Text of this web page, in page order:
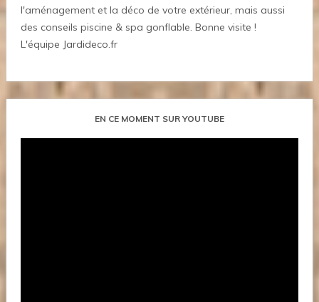
l'aménagement et la déco de votre extérieur, mais aussi
des conseils piscine & spa gonflable. Bonne visite !
L'équipe Jardideco.fr
EN CE MOMENT SUR YOUTUBE